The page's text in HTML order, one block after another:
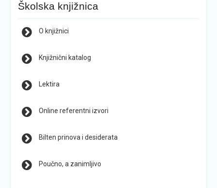
Školska knjižnica
O knjižnici
Knjižnični katalog
Lektira
Online referentni izvori
Bilten prinova i desiderata
Poučno, a zanimljivo